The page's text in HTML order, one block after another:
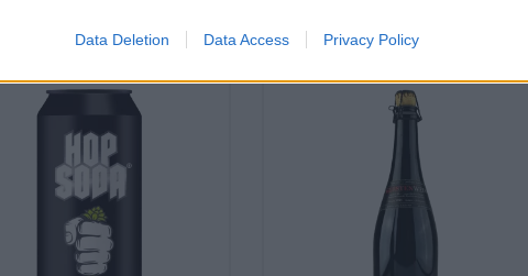
Data Deletion Data Access Privacy Policy